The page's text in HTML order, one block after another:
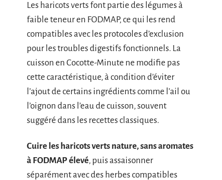
Les haricots verts font partie des légumes à
faible teneur en FODMAP, ce qui les rend
compatibles avec les protocoles d’exclusion
pour les troubles digestifs fonctionnels. La
cuisson en Cocotte-Minute ne modifie pas
cette caractéristique, à condition d’éviter
l’ajout de certains ingrédients comme l’ail ou
l’oignon dans l’eau de cuisson, souvent
suggéré dans les recettes classiques.
Cuire les haricots verts nature, sans aromates
à FODMAP élevé, puis assaisonner
séparément avec des herbes compatibles